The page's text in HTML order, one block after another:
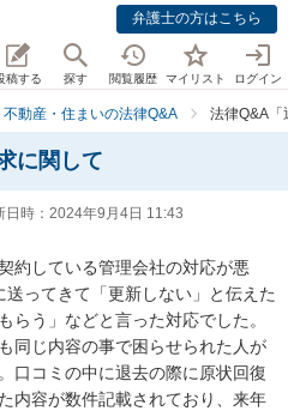
弁護士の方はこちら
稿する 探す 閲覧履歴 マイリスト ログイン
不動産・住まいの法律Q&A 法律Q&A「
に関して
日時： 2024年9月4日 11:43
約している管理会社の対応が悪
ってきて「更新しない」と伝えた
らう」などと言った対応でした。
同じ内容の事で困らせられた人が
口コミの中に退去の際に原状回復
内容が数件記載されており、来年